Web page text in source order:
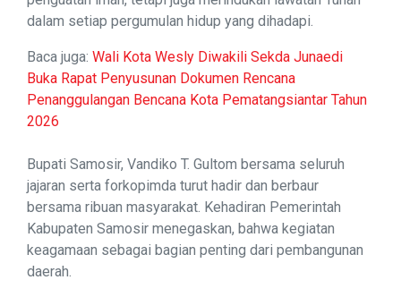
dalam setiap pergumulan hidup yang dihadapi.
Baca juga: Wali Kota Wesly Diwakili Sekda Junaedi
Buka Rapat Penyusunan Dokumen Rencana
Penanggulangan Bencana Kota Pematangsiantar Tahun
2026
Bupati Samosir, Vandiko T. Gultom bersama seluruh
jajaran serta forkopimda turut hadir dan berbaur
bersama ribuan masyarakat. Kehadiran Pemerintah
Kabupaten Samosir menegaskan, bahwa kegiatan
keagamaan sebagai bagian penting dari pembangunan
daerah.